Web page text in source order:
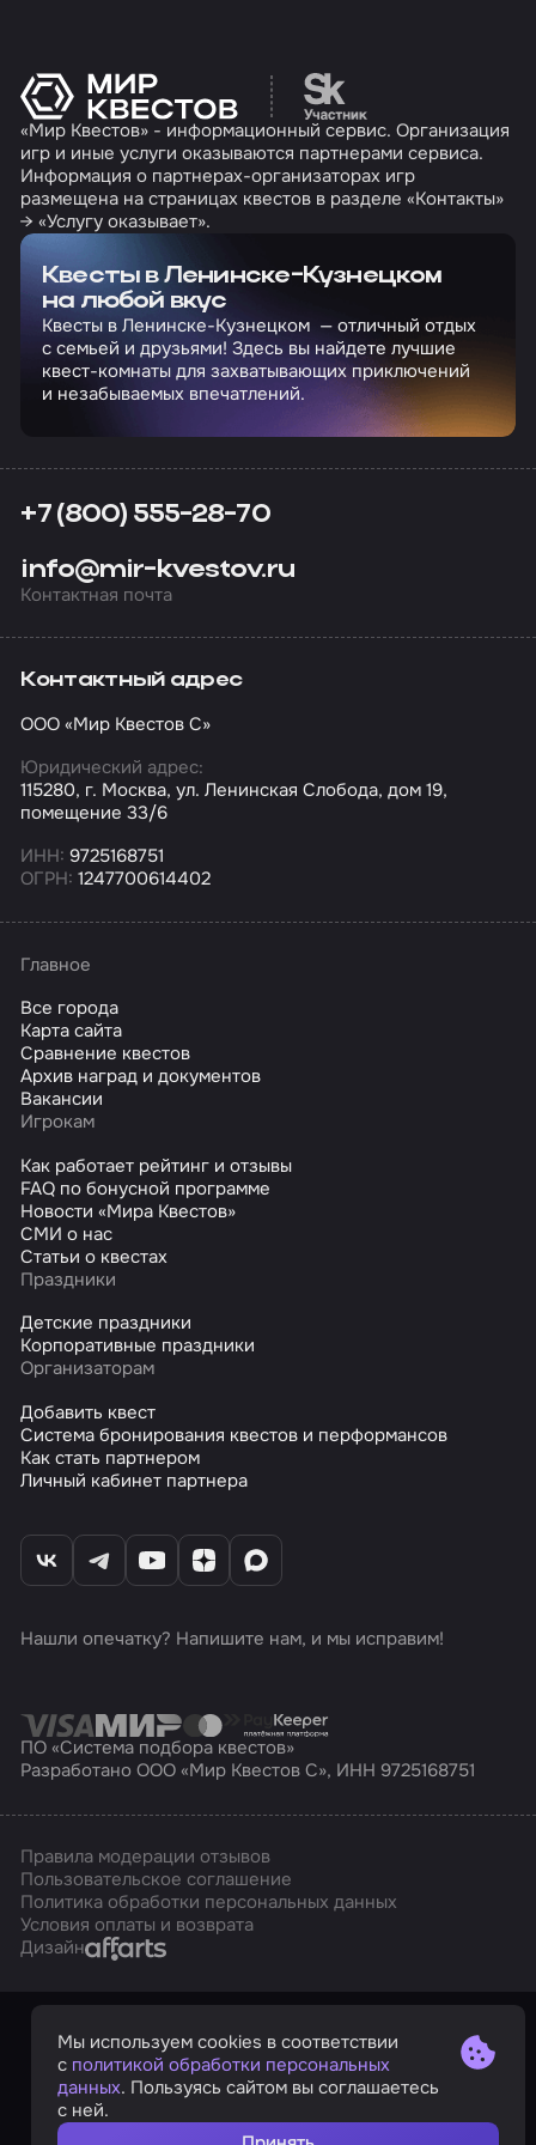
Перейти на сайт
«Мир Квестов» - информационный сервис. Организация
игр и иные услуги оказываются партнерами сервиса.
Информация о партнерах-организаторах игр
размещена на страницах квестов в разделе «Контакты»
→ «Услугу оказывает».
Квесты в Ленинске-Кузнецком
на любой вкус
Квесты в Ленинске-Кузнецком — отличный отдых
с семьей и друзьями! Здесь вы найдете лучшие
квест-комнаты для захватывающих приключений
и незабываемых впечатлений.
+7 (800) 555-28-70
info@mir-kvestov.ru
Контактная почта
Контактный адрес
ООО «Мир Квестов С»
Юридический адрес:
115280, г. Москва, ул. Ленинская Слобода, дом 19,
помещение 33/6
ИНН: 9725168751
ОГРН: 1247700614402
Главное
Все города
Карта сайта
Сравнение квестов
Архив наград и документов
Вакансии
Игрокам
Как работает рейтинг и отзывы
FAQ по бонусной программе
Новости «Мира Квестов»
СМИ о нас
Статьи о квестах
Праздники
Детские праздники
Корпоративные праздники
Организаторам
Добавить квест
Система бронирования квестов и перформансов
Как стать партнером
Личный кабинет партнера
Нашли опечатку? Напишите нам, и мы исправим!
ПО «Система подбора квестов»
Разработано ООО «Мир Квестов С», ИНН 9725168751
Правила модерации отзывов
Пользовательское соглашение
Политика обработки персональных данных
Условия оплаты и возврата
ДизайнAffarts
Мы используем cookies в соответствии
с политикой обработки персональных
данных. Пользуясь сайтом вы соглашаетесь
с ней.